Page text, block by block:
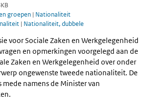
groepen | Nationaliteit
| Nationaliteit, dubbele
voor Sociale Zaken en Werkgelegenheid
en opmerkingen voorgelegd aan de
Zaken en Werkgelegenheid over onder
ongewenste tweede nationaliteit. De
namens de Minister van